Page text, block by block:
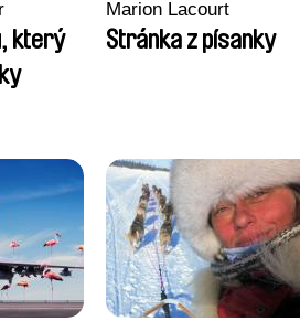
který
Marion Lacourt
Stránka z písanky